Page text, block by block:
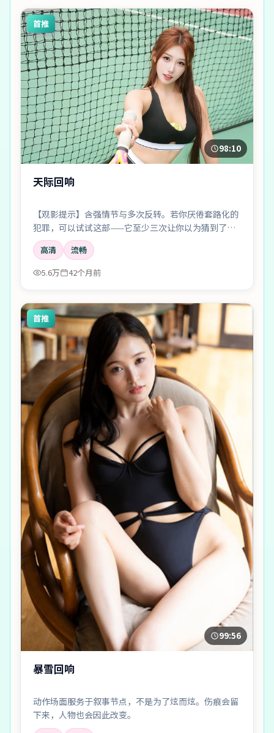
首推
98:10
天际回响
【观影提示】含强情节与多次反转。若你厌倦套路化的
犯罪，可以试试这部——它至少三次让你以为猜到了真
相。
高清
流畅
5.6万
42个月前
首推
99:56
暴雪回响
动作场面服务于叙事节点，不是为了炫而炫。伤痕会留
下来，人物也会因此改变。